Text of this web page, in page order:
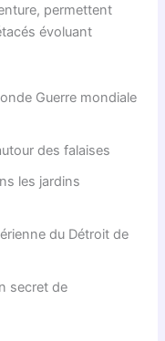
permettent
évoluant
Guerre mondiale
des falaises
les jardins
du Détroit de
secret de